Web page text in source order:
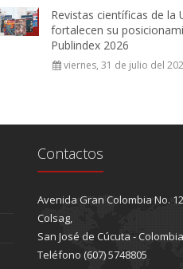
Revistas científicas de la
fortalecen su
Publindex 2026
viernes, 31 de julio del
Contactos
Avenida Gran Colombia No.
Colsag,
San José de Cúcuta - Colombia
Teléfono (607) 5748805